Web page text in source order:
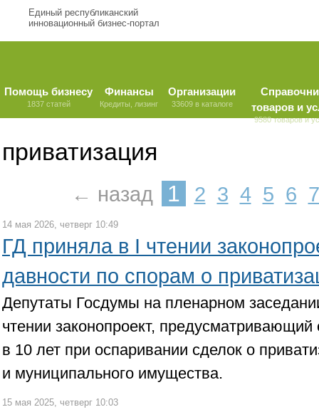
Единый республиканский
инновационный бизнес-портал
Помощь бизнесу
1837 статей
Финансы
Кредиты, лизинг
Организации
33609 в каталоге
товаров и
9580 товаров и
приватизация
← назад 1 2 3 4 5 6 7
14 мая 2026, четверг 10:49
ГД приняла в I чтении
давности по спорам о
Депутаты Госдумы на пленарном
чтении законопроект, предусматривающий
в 10 лет при оспаривании сделок о
и муниципального имущества.
15 мая 2025, четверг 10:03